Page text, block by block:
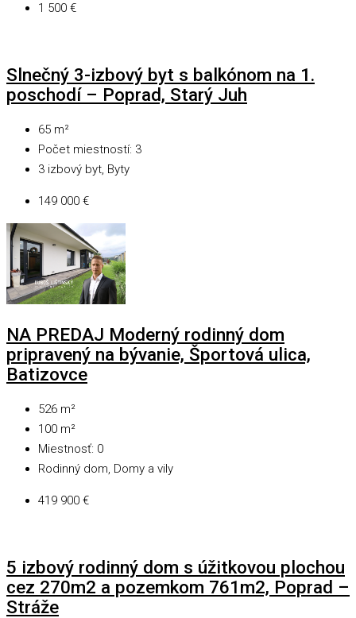
1 500 €
Slnečný 3-izbový byt s balkónom na 1.
poschodí – Poprad, Starý Juh
65 m²
Počet miestností: 3
3 izbový byt, Byty
149 000 €
NA PREDAJ Moderný rodinný dom
pripravený na bývanie, Športová ulica,
Batizovce
526 m²
100 m²
Miestnosť: 0
Rodinný dom, Domy a vily
419 900 €
5 izbový rodinný dom s úžitkovou plochou
cez 270m2 a pozemkom 761m2, Poprad –
Stráže